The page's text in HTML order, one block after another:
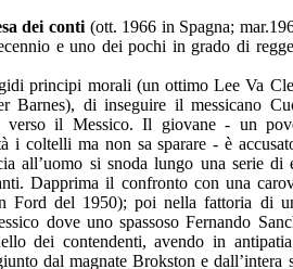
dei conti(ott. 1966 in Spagna;
e uno dei pochi in grado di
principi morali (un ottimo Lee Va
Barnes), di inseguire il messicano
il Messico. Il giovane - un
i coltelli ma non sa sparare - è
all’uomo si snoda lungo una serie di
Dapprima il confronto con una
del 1950); poi nella fattoria di
dove uno spassoso Fernando
dei contendenti, avendo in
dal magnate Brokston e dall’intera